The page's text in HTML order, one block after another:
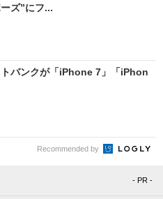
ズ”にフ...
トバンクが「iPhone 7」「iPhon
Recommended by
- PR -